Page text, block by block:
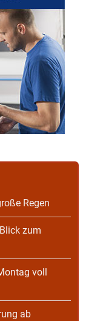
Regen
zum
voll
ab